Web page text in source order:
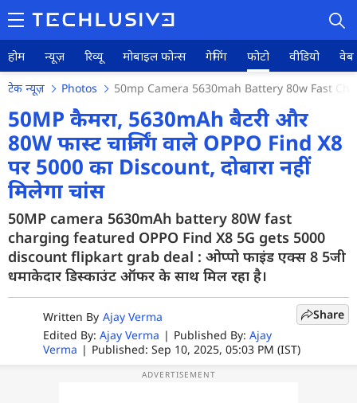
होम न्यूज़ रिव्यू मोबाइल फोन्स गेमिंग फोटो वीडियो वेब
होम
न्यूज़
रिव्यू
मोबाइल फोन्स
वीडियो
टेक न्यूज़ Photos 50mp Camera 5630mah Battery 80w Fast
50MP कैमरा, 5630mAh बैटरी और
80W फास्ट चार्जिंग वाले OPPO Find X8
पर 5000 का Discount, दोबारा नहीं
मिलेगा चांस
50MP camera 5630mAh battery 80W fast
charging featured OPPO Find X8 5G gets 5000
discount flipkart grab deal : ओप्पो फाइंड एक्स 8 5जी
धमाकेदार डिस्काउंट ऑफर के साथ मिल रहा है।
Written By Ajay Verma
Edited By: Ajay Verma | Published By: Ajay
Verma | Published: Sep 10, 2025, 05:03 PM (IST)
Share